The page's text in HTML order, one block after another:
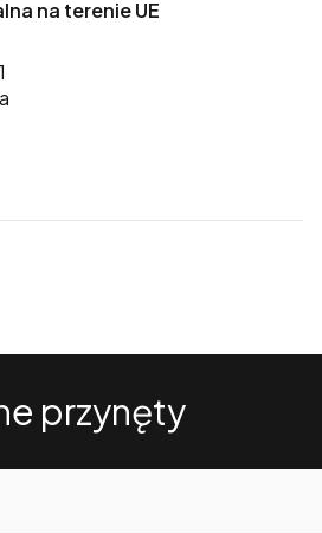
na terenie UE
przynęty